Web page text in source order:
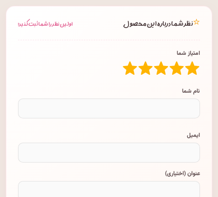
⭐نظر شما درباره این محصول اولین نظر را شما ثبت کنید!
امتیاز شما
نام شما
ایمیل
عنوان (اختیاری)